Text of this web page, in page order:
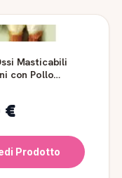
Masticabili
con Pollo
€
Prodotto